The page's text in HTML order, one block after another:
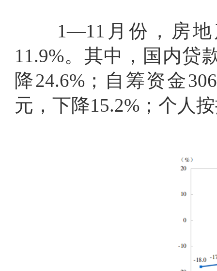
1—11 月份，房
11.9%。其中，国内贷
降24.6%；自筹资金
元，下降15.2% ；个人